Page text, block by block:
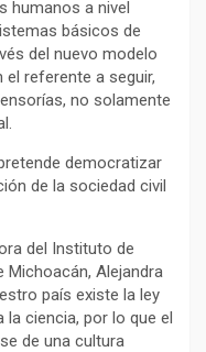
humanos a nivel
básicos de
del nuevo modelo
referente a seguir,
no solamente
democratizar
de la sociedad civil
del Instituto de
Michoacán, Alejandra
país existe la ley
ciencia, por lo que el
de una cultura